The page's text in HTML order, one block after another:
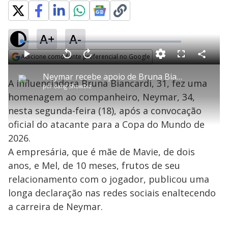
A+ A-
Adicione como fonte preferencial no Google
P
l
a
y
V
Neymar recebe apoio de Bruna Biancardi após convocação para a Copa: ‘Você suportou em silêncio’
porBang Showbiz
P V
t
a
r
0
e
g
n
d
A
n
ç
a
1
s
e
u
n
M
u
d
o
L
o
a
d
e
4
.
9
3
%
F
l
s
c
r
e
n
C
o
a
r
A influenciadora Bruna Biancardi, 31, fez uma
homenagem ao companheiro, Neymar, 34,
nesta segunda-feira (18), após a convocação
oficial do atacante para a Copa do Mundo de
2026.
A empresária, que é mãe de Mavie, de dois
anos, e Mel, de 10 meses, frutos de seu
relacionamento com o jogador, publicou uma
longa declaração nas redes sociais enaltecendo
a carreira de Neymar.